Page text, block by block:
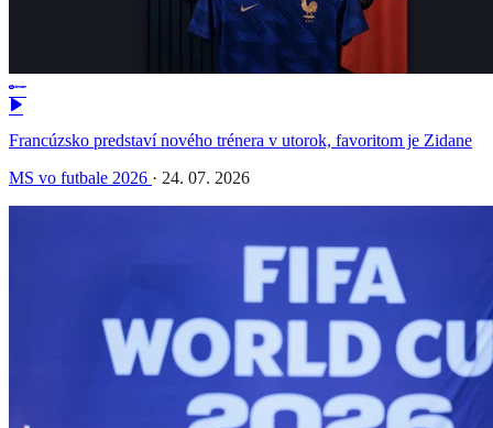
Francúzsko predstaví nového trénera v utorok, favoritom je Zidane
MS vo futbale 2026 · 24. 07. 2026